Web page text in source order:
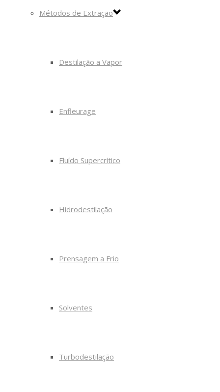
Métodos de Extração
Destilação a Vapor
Enfleurage
Fluído Supercrítico
Hidrodestilação
Prensagem a Frio
Solventes
Turbodestilação